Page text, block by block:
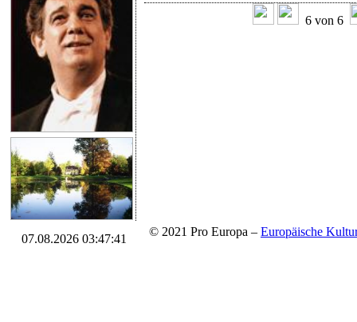
6 von 6
07.08.2026 03:47:41
© 2021 Pro Europa – Europäische